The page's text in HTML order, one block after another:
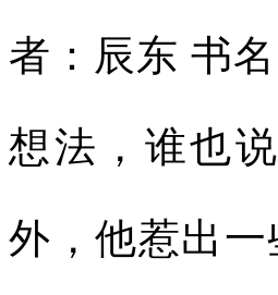
者：辰东 书
想法，谁也
外，他惹出